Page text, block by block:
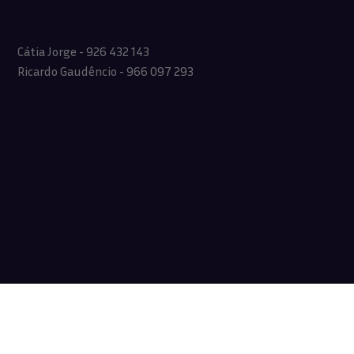
Cátia Jorge - 926 432 143
Ricardo Gaudêncio - 966 097 293